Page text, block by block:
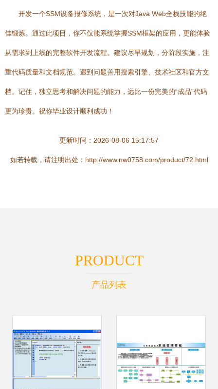
开发一个SSM设备报修系统，是一次对Java Web全栈技能的绝
佳锻炼。通过此项目，你不仅能系统掌握SSM框架的应用，更能体验
从需求到上线的完整软件开发流程。建议尽早规划，分阶段实施，注
重代码质量和文档规范。遇到问题善用搜索引擎、技术社区和官方文
档。记住，独立思考和解决问题的能力，远比一份完美的“成品”代码
更为珍贵。祝你毕业设计顺利成功！
更新时间：2026-08-06 15:17:57
如若转载，请注明出处：http://www.nw0758.com/product/72.html
PRODUCT
产品列表